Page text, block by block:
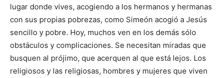
lugar donde vives, acogiendo a los hermanos y hermanas
con sus propias pobrezas, como Simeón acogió a Jesús
sencillo y pobre. Hoy, muchos ven en los demás sólo
obstáculos y complicaciones. Se necesitan miradas que
busquen al prójimo, que acerquen al que está lejos. Los
religiosos y las religiosas, hombres y mujeres que viven